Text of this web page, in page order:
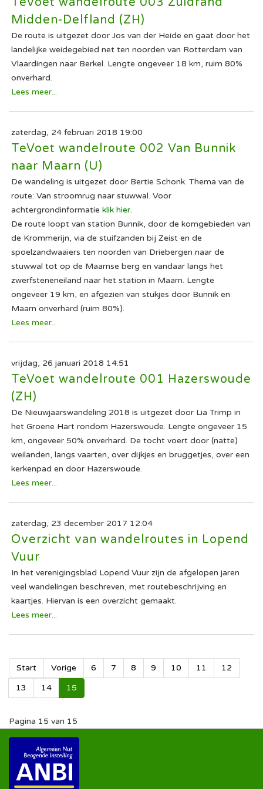
Midden-Delfland (ZH)
De route is uitgezet door Jos van der Heide en gaat door het
landelijke weidegebied net ten noorden van Rotterdam van
Vlaardingen naar Berkel. Lengte ongeveer 18 km, ruim 80%
onverhard.
Lees meer...
zaterdag, 24 februari 2018 19:00
TeVoet wandelroute 002 Van Bunnik
naar Maarn (U)
De wandeling is uitgezet door Bertie Schonk. Thema van de
route: Van stroomrug naar stuwwal. Voor
achtergrondinformatie klik hier.
De route loopt van station Bunnik, door de komgebieden van
de Krommerijn, via de stuifzanden bij Zeist en de
spoelzandwaaiers ten noorden van Driebergen naar de
stuwwal tot op de Maarnse berg en vandaar langs het
zwerfsteneneiland naar het station in Maarn. Lengte
ongeveer 19 km, en afgezien van stukjes door Bunnik en
Maarn onverhard (ruim 80%).
Lees meer...
vrijdag, 26 januari 2018 14:51
TeVoet wandelroute 001 Hazerswoude
(ZH)
De Nieuwjaarswandeling 2018 is uitgezet door Lia Trimp in
het Groene Hart rondom Hazerswoude. Lengte ongeveer 15
km, ongeveer 50% onverhard. De tocht voert door (natte)
weilanden, langs vaarten, over dijkjes en bruggetjes, over een
kerkenpad en door Hazerswoude.
Lees meer...
zaterdag, 23 december 2017 12:04
Overzicht van wandelroutes in Lopend
Vuur
In het verenigingsblad Lopend Vuur zijn de afgelopen jaren
veel wandelingen beschreven, met routebeschrijving en
kaartjes. Hiervan is een overzicht gemaakt.
Lees meer...
Start Vorige 6 7 8 9 10 11
12
13
14 15
Pagina 15 van 15